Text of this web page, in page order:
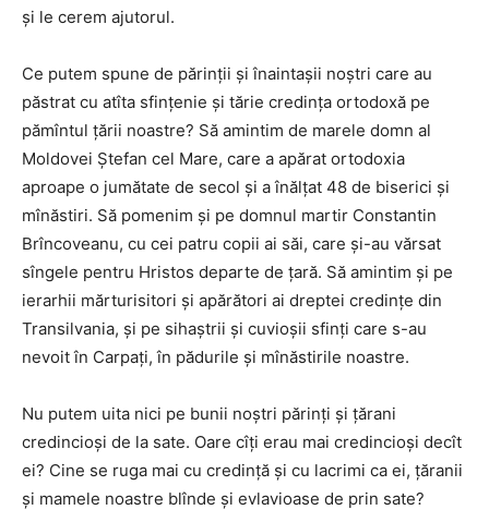
şi le cerem ajutorul.
Ce putem spune de părinţii şi înaintaşii noştri care au
păstrat cu atîta sfinţenie şi tărie credinţa ortodoxă pe
pămîntul ţării noastre? Să amintim de marele domn al
Moldovei Ştefan cel Mare, care a apărat ortodoxia
aproape o jumătate de secol şi a înălţat 48 de biserici şi
mînăstiri. Să pomenim şi pe domnul martir Constantin
Brîncoveanu, cu cei patru copii ai săi, care şi-au vărsat
sîngele pentru Hristos departe de ţară. Să amintim şi pe
ierarhii mărturisitori şi apărători ai dreptei credinţe din
Transilvania, şi pe sihaştrii şi cuvioşii sfinţi care s-au
nevoit în Carpaţi, în pădurile şi mînăstirile noastre.
Nu putem uita nici pe bunii noştri părinţi şi ţărani
credincioşi de la sate. Oare cîţi erau mai credincioşi decît
ei? Cine se ruga mai cu credinţă şi cu lacrimi ca ei, ţăranii
şi mamele noastre blînde şi evlavioase de prin sate?